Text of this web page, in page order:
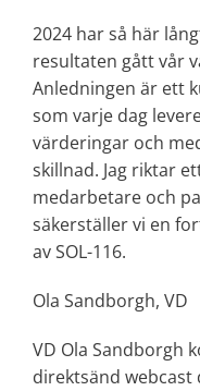
2024 har så här
resultaten gått vår
Anledningen är ett
som varje dag
värderingar och
skillnad. Jag riktar
medarbetare och
säkerställer vi en
av SOL-116.
Ola Sandborgh, VD
VD Ola Sandborgh
direktsänd webcast